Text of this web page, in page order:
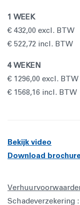
1 WEEK
€ 432,00 excl. BTW
€ 522,72 incl. BTW
4 WEKEN
€ 1296,00 excl. BTW
€ 1568,16 incl. BTW
Bekijk video
Download
Schadeverzekering